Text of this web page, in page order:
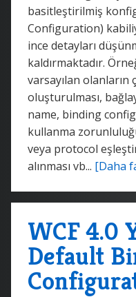
basitleştirilmiş
Configuration)
ince detayları
kaldırmaktadır.
varsayılan olanların
oluşturulması,
name, binding
kullanma
veya protocol
alınması vb... [Daha
WCF 4.0
Default